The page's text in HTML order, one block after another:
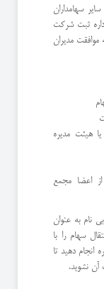
سهامداران
ثبت شرکت
موافقت مدیران
هیئت مدیره
اعضا مجمع
نام به عنوان
سهام را با
دهید تا
آن نشوید.